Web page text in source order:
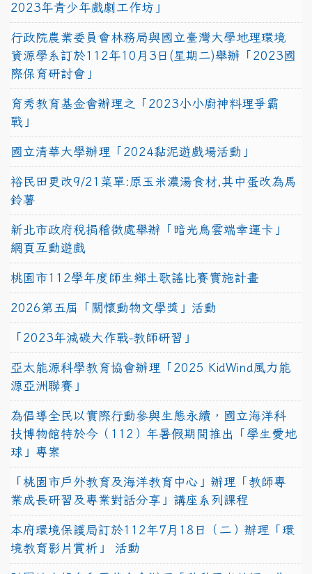
2023年青少年戲劇工作坊」
行政院農業委員會林務局與國立臺灣大學地理環境
資源學系訂於112年10月3日(星期二)舉辦「2023國
際保育研討會」
育秀教育基金會辦理之「2023小小廚神料理爭霸
戰」
國立清華大學辦理「2024黏泥遊戲場活動」
裕民田更改9/21菜單:原玉米濃湯食材,其中蛋改為馬
鈴薯
新北市政府稅捐稽徵處舉辦「暗光鳥雲端幸運卡」
網頁互動遊戲
桃園市112學年度師生鄉土歌謠比賽實施計畫
2026第五屆「關懷動物文學獎」活動
「2023年減碳大作戰-教師研習」
亞太能源科學教育協會辦理「2025 KidWind風力能
源亞洲聯賽」
為倡導全民以實際行動參與生態永續，國立海洋科
技博物館特於今（112）年暑假期間推出「學生愛地
球」專案
「桃園市戶外教育及海洋教育中心」辦理「教師專
業成長研習及專業對話分享」講座系列課程
本府環境保護局訂於112年7月18日（二）辦理「環
境教育影片賞析」 活動